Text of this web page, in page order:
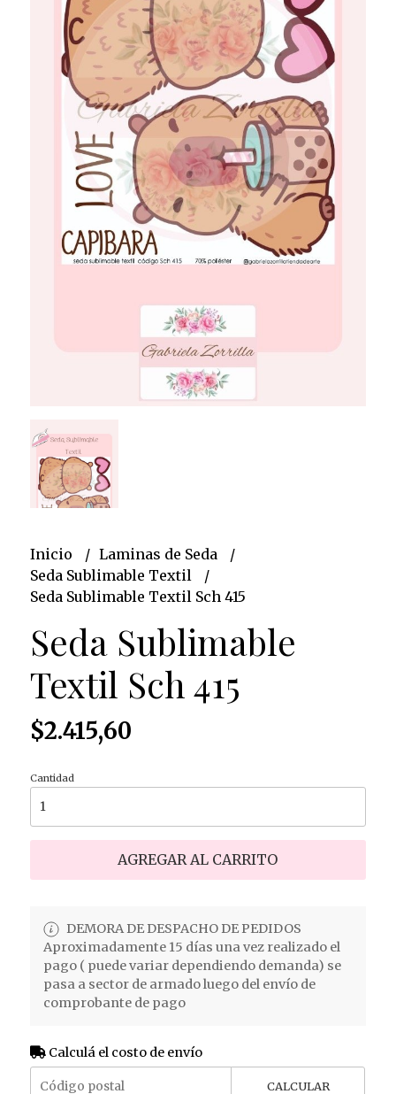
Inicio
Laminas de Seda
Seda Sublimable Textil
Seda Sublimable Textil Sch 415
Seda Sublimable
Textil Sch 415
$2.415,60
Cantidad
AGREGAR AL CARRITO
DEMORA DE DESPACHO DE PEDIDOS
Aproximadamente 15 días una vez realizado el
pago ( puede variar dependiendo demanda) se
pasa a sector de armado luego del envío de
comprobante de pago
Calculá el costo de envío
CALCULAR